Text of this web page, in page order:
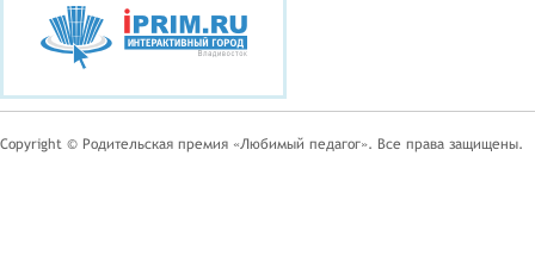
Copyright © Родительская премия «Любимый педагог». Все права защищены.